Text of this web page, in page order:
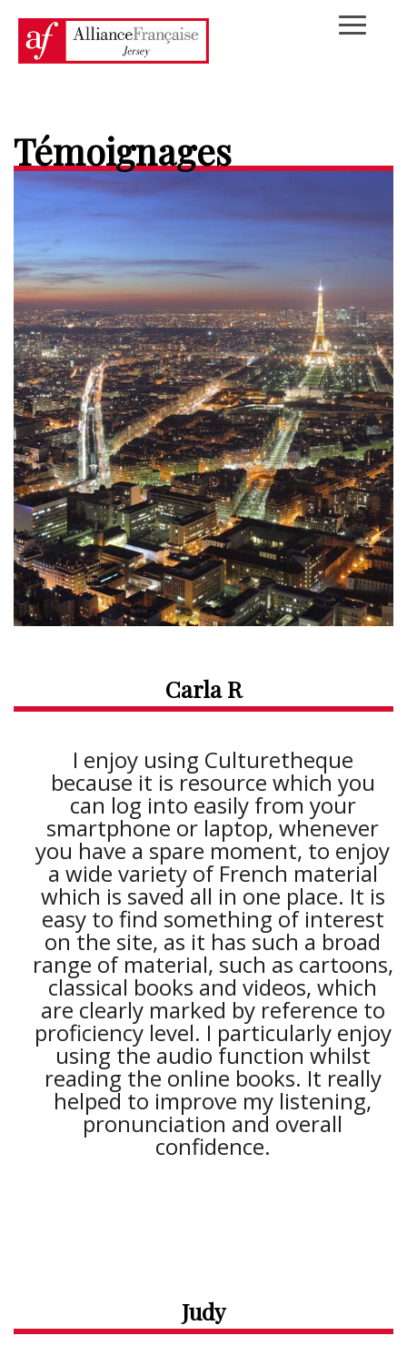
Témoignages
Carla R
I enjoy using Culturetheque
because it is resource which you
can log into easily from your
smartphone or laptop, whenever
you have a spare moment, to enjoy
a wide variety of French material
which is saved all in one place. It is
easy to find something of interest
on the site, as it has such a broad
range of material, such as cartoons,
classical books and videos, which
are clearly marked by reference to
proficiency level. I particularly enjoy
using the audio function whilst
reading the online books. It really
helped to improve my listening,
pronunciation and overall
confidence.
Judy